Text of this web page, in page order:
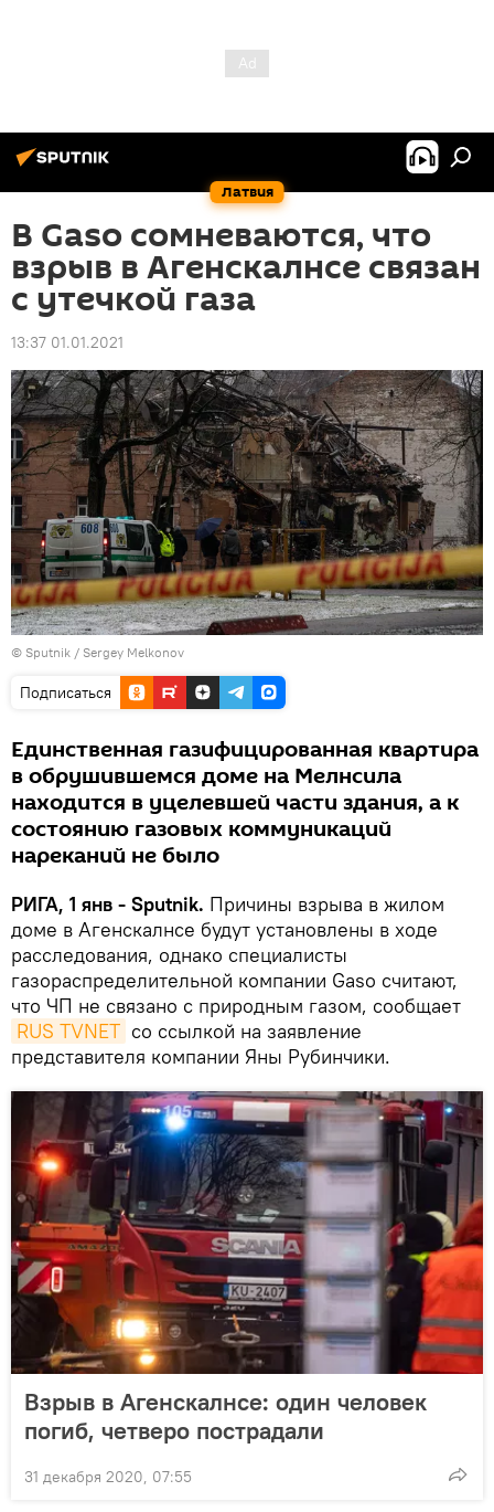
Латвия
В Gaso сомневаются, что
взрыв в Агенскалнсе связан
с утечкой газа
13:37 01.01.2021
© Sputnik / Sergey Melkonov
Подписаться
Единственная газифицированная квартира
в обрушившемся доме на Мелнсила
находится в уцелевшей части здания, а к
состоянию газовых коммуникаций
нареканий не было
РИГА, 1 янв - Sputnik. Причины взрыва в жилом
доме в Агенскалнсе будут установлены в ходе
расследования, однако специалисты
газораспределительной компании Gaso считают,
что ЧП не связано с природным газом, сообщает
RUS TVNET со ссылкой на заявление
представителя компании Яны Рубинчики.
Взрыв в Агенскалнсе: один человек
погиб, четверо пострадали
31 декабря 2020, 07:55